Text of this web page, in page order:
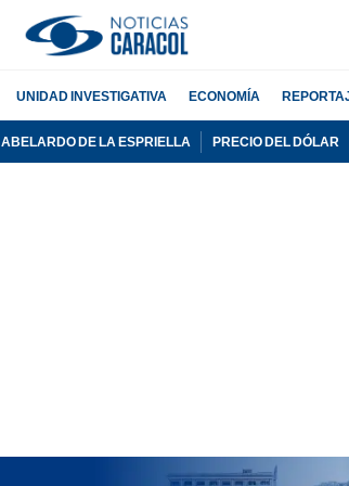
UNIDAD INVESTIGATIVA ECONOMÍA
ABELARDO DE LA ESPRIELLA PRECIO DEL DÓLAR